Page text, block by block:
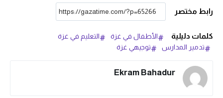
رابط مختصر
كلمات دليلية الأطفال في غزة
التعليم في غزة
تدمير المدارس
توجيهي غزة
Ekram Bahadur